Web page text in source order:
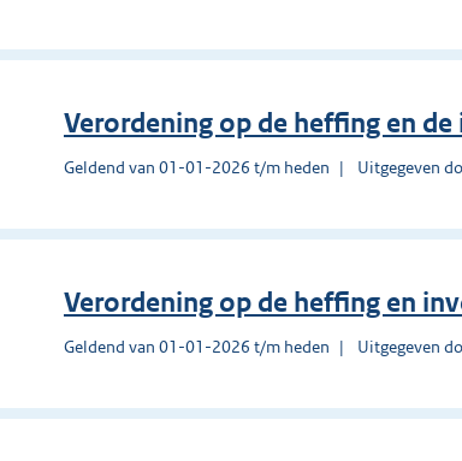
Verordening op de heffing en
Geldend van 01-01-2026 t/m heden Uitgegeven
Verordening op de heffing en
Geldend van 01-01-2026 t/m heden Uitgegeven